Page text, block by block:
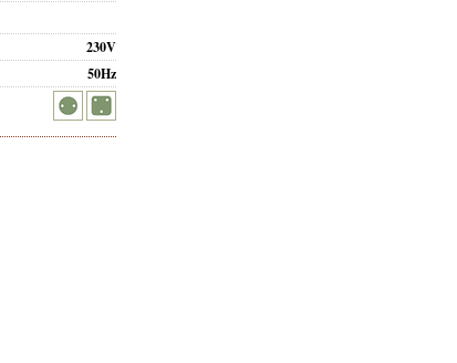
230V
50Hz